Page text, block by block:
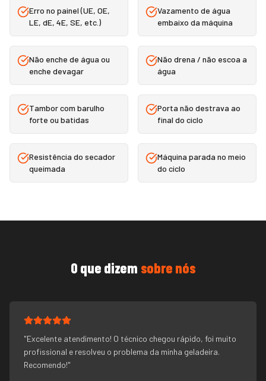
Erro no painel (UE, OE,
LE, dE, 4E, SE, etc.)
Vazamento de água
embaixo da máquina
Não enche de água ou
enche devagar
Não drena / não escoa a
água
Tambor com barulho
forte ou batidas
Porta não destrava ao
final do ciclo
Resistência do secador
queimada
Máquina parada no meio
do ciclo
O que dizem sobre nós
"Excelente atendimento! O técnico chegou rápido, foi muito
profissional e resolveu o problema da minha geladeira.
Recomendo!"